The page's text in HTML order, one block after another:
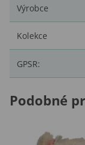
Výrobce
Kolekce
GPSR:
Podobné